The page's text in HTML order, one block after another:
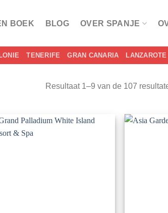
BOEK BLOG OVER SPANJE
TENERIFE GRAN CANARIA LANZAROTE
Resultaat 1–9 van de 107